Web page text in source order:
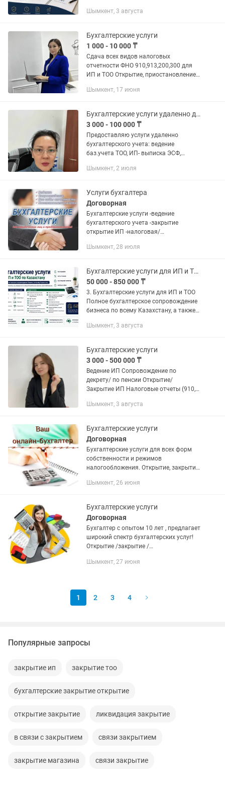
— 10 000 тг • Сопровождение ИП — от
Шымкент, 3 августа
Бухгалтерские услуги
1 000 - 10 000 ₸
Сдача всех видов налоговых
отчетности ФНО 910,913,200,300 для
ИП и ТОО Открытие, приостановление и
снятие онлайн кассы. Счет на оплату,
Шымкент, 17 июня
Бухгалтерские услуги удаленно для ТОО, ИП
3 000 - 100 000 ₸
Предоставляю услуги удаленно
бухгалтерского учета: ведение
баз.учета ТОО, ИП- выписка ЭСФ,
налоговой отчетности
стат.отчетность, импорт....
Шымкент, 2 июля
Услуги бухгалтера
Договорная
Бухгалтерские услуги -ведение
бухгалтерского учета -закрытие
открытие ИП -налоговая/
режим ОУР/СНР -разовые услуги, а так
Шымкент, 28 июля
Бухгалтерские услуги для ИП и ТОО
50 000 - 850 000 ₸
3. Бухгалтерские услуги для ИП и ТОО
Полное бухгалтерское сопровождение
бизнеса по всему Казахстану, а также
компаниями на упрощенном и
Шымкент, 3 августа
Бухгалтерские услуги
3 000 - 500 000 ₸
Ведение ИП Сопровождение по
декрету/ по пенсии Открытие/
Закрытие ИП Налоговые отчеты (910,
самозанятых Регистрация
документации (АВР, ЭСФ,...
Шымкент, 3 августа
Бухгалтерские услуги
Договорная
Бухгалтерские услуги для всех форм
собственности и режимов
налогообложения. Открытие, закрытие
налоговой отчётности Постановка и
бухгалтерских...
Шымкент, 26 июня
Бухгалтерские услуги
Договорная
Бухгалтер с опытом 10 лет , предлагает
широкий спектр бухгалтерских услуг!
Открытие /закрытие /
Разовые услуги ( авр , счет на оплату ,
Шымкент, 27 июня
1 2 3 4
Популярные запросы
закрытие ип закрытие тоо
бухгалтерские закрытие открытие
открытие закрытие ликвидация закрытие
в связи с закрытием связи закрытием
закрытие магазина связи закрытие